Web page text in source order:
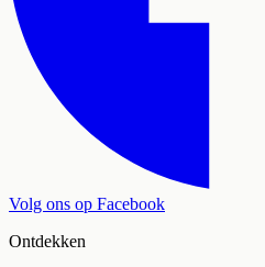
Volg ons op Facebook
Ontdekken